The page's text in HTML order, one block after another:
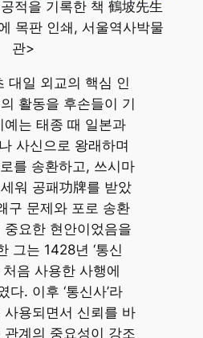
적을 기록한 책 鶴坡先生
목판 인쇄, 서울역사박물
관>
대일 외교의 핵심 인
활동을 후손들이 기
예는 태종 때 일본과
사신으로 왕래하며
를 송환하고, 쓰시마
워 공패功牌를 받았
구 문제와 포로 송환
요한 현안이었음을
그는 1428년 ‘통신
처음 사용한 사행에
다. 이후 ‘통신사’라
사용되면서 신뢰를 바
관계의 중요성이 강조